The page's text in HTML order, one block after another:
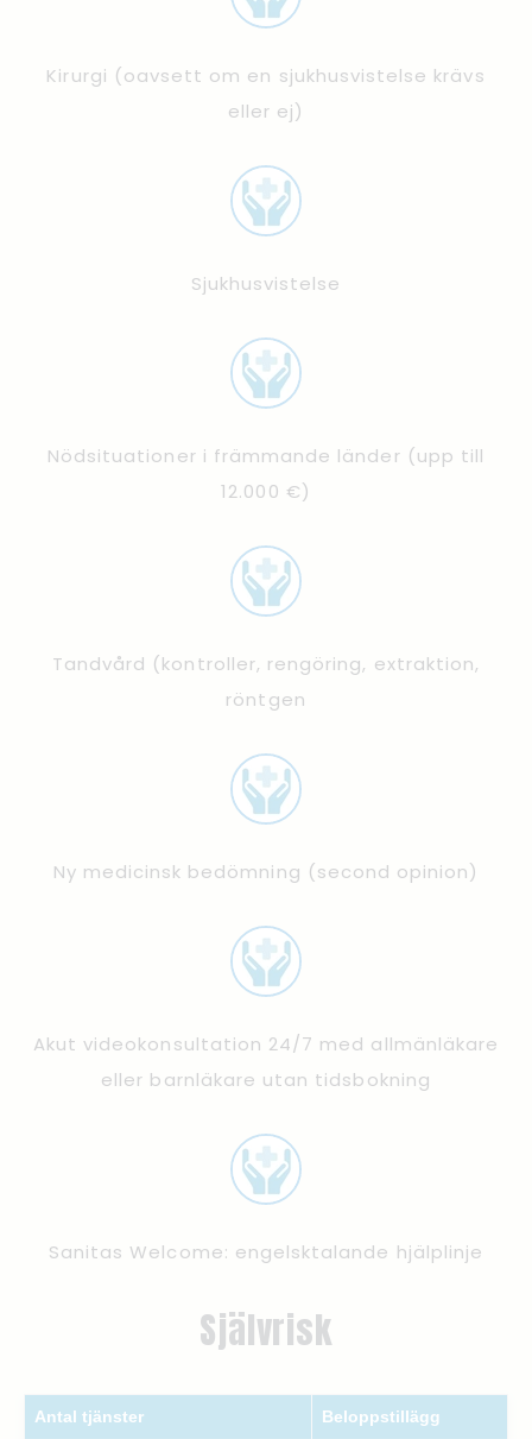
Kirurgi (oavsett om en sjukhusvistelse krävs
eller ej)
Sjukhusvistelse
Nödsituationer i främmande länder (upp till
12.000 €)
Tandvård (kontroller, rengöring, extraktion,
röntgen
Ny medicinsk bedömning (second opinion)
Akut videokonsultation 24/7 med allmänläkare
eller barnläkare utan tidsbokning
Sanitas Welcome: engelsktalande hjälplinje
Självrisk
Antal tjänster Beloppstillägg